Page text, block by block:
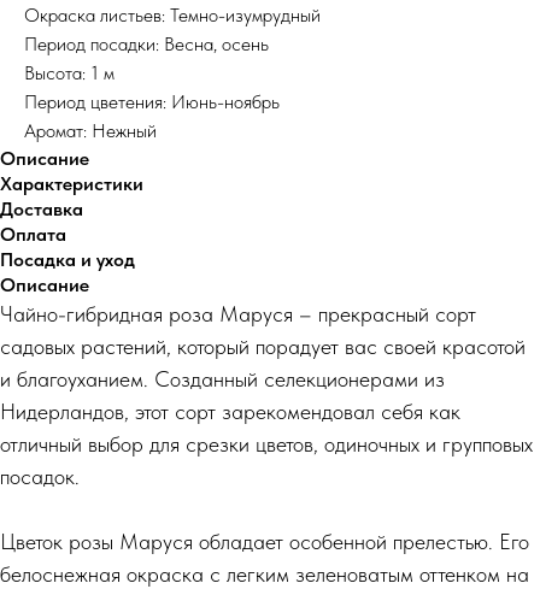
Окраска листьев: Темно-изумрудный
Период посадки: Весна, осень
Высота: 1 м
Период цветения: Июнь-ноябрь
Аромат: Нежный
Описание
Характеристики
Доставка
Оплата
Посадка и уход
Описание
Чайно-гибридная роза Маруся – прекрасный сорт
садовых растений, который порадует вас своей красотой
и благоуханием. Созданный селекционерами из
Нидерландов, этот сорт зарекомендовал себя как
отличный выбор для срезки цветов, одиночных и групповых
посадок.
Цветок розы Маруся обладает особенной прелестью. Его
белоснежная окраска с легким зеленоватым оттенком на